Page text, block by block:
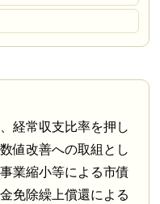
経常収支比率を押し
値改善への取組とし
業縮小等による市債
免除繰上償還による